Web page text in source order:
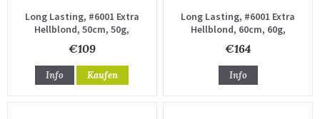
Long Lasting, #6001 Extra
Hellblond, 50cm, 50g,
Haartressen
€109
Info Kaufen
Long Lasting, #6001 Extra
Hellblond, 60cm, 60g,
Haartressen
€164
Info